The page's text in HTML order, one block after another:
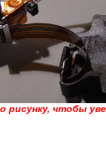
рисунку, чтобы